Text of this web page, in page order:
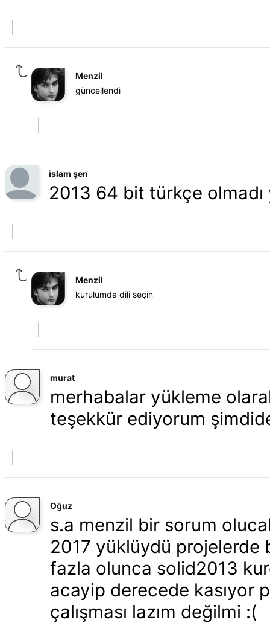
Menzil
güncellendi
islam şen
2013 64 bit türkçe
Menzil
kurulumda dili seçin
murat
merhabalar yükleme
teşekkür ediyorum
Oğuz
s.a menzil bir sorum
2017 yüklüydü projelerde
fazla olunca solid2013
acayip derecede kasıyor
çalışması lazım değilmi :(